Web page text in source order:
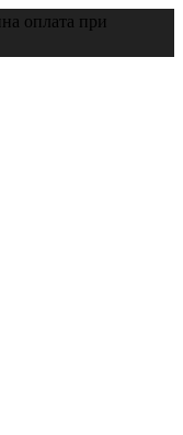
оплата при